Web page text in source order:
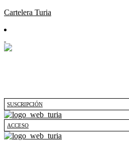
Cartelera Turia
SUSCRIPCIÓN
ACCESO